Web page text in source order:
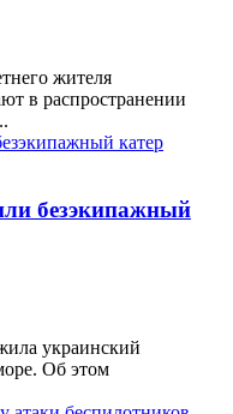
жителя
в распространении
безэкипажный
украинский
Об этом